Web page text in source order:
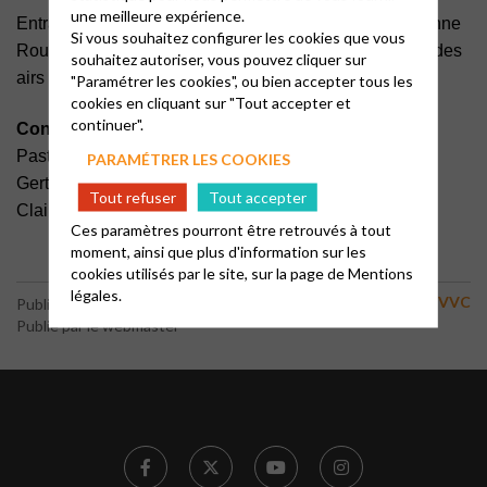
Entrainés par les musiciens Jean Claude Vallet et Jeanne
Rousselet, nous entonnerons ensemble des chants et des
airs connus, et cela nous apportera de la joie !
Contacts
Pasteure Anne Petit : 06 23 60 90 34
Gertrude Harlé : 01 39 46 17 53 et 06 29 18 55 91
Claire Bernard : 06 09 50 80 66
Publié le 24 octobre 2024
Publié par le webmaster
Actualité JVVC
une meilleure expérience.
Si vous souhaitez configurer les cookies que vous
souhaitez autoriser, vous pouvez cliquer sur
"Paramétrer les cookies", ou bien accepter tous les
cookies en cliquant sur "Tout accepter et
continuer".
PARAMÉTRER LES COOKIES
Tout refuser
Tout accepter
Ces paramètres pourront être retrouvés à tout
moment, ainsi que plus d'information sur les
cookies utilisés par le site, sur la page deMentions
légales.